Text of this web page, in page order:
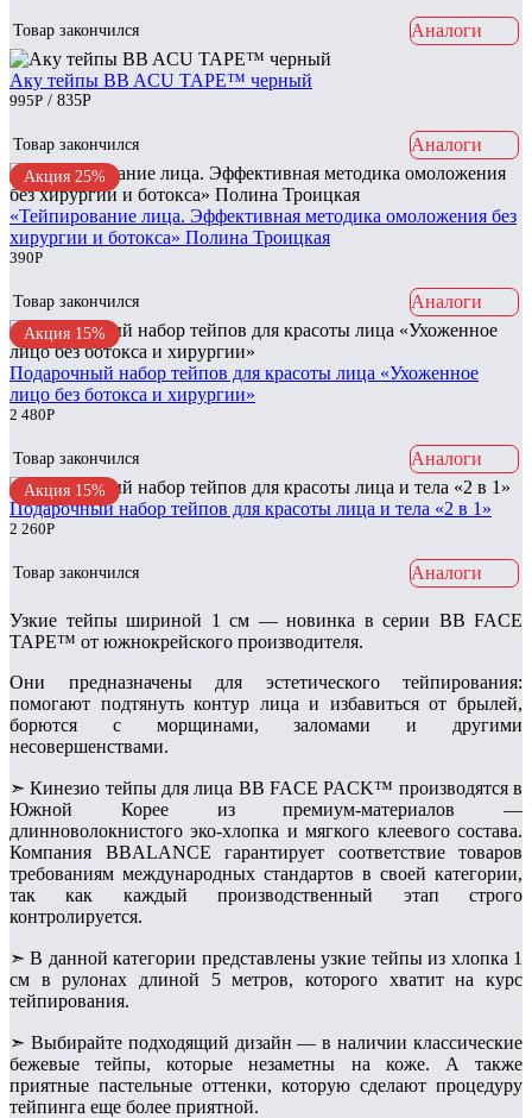
Товар закончился Аналоги
Аку тейпы BB ACU TAPE™ черный
995Р / 835Р
Товар закончился Аналоги
Акция 25%
«Тейпирование лица. Эффективная методика омоложения без
хирургии и ботокса» Полина Троицкая
390Р
Товар закончился Аналоги
Акция 15%
Подарочный набор тейпов для красоты лица «Ухоженное
лицо без ботокса и хирургии»
2 480Р
Товар закончился Аналоги
Акция 15%
Подарочный набор тейпов для красоты лица и тела «2 в 1»
2 260Р
Товар закончился Аналоги
Узкие тейпы шириной 1 см — новинка в серии BB FACE
TAPE™ от южнокрейского производителя.
Они предназначены для эстетического тейпирования:
помогают подтянуть контур лица и избавиться от брылей,
борются с морщинами, заломами и другими
несовершенствами.
➣ Кинезио тейпы для лица BB FACE PACK™ производятся в
Южной Корее из премиум-материалов —
длинноволокнистого эко-хлопка и мягкого клеевого состава.
Компания BBALANCE гарантирует соответствие товаров
требованиям международных стандартов в своей категории,
так как каждый производственный этап строго
контролируется.
➣ В данной категории представлены узкие тейпы из хлопка 1
см в рулонах длиной 5 метров, которого хватит на курс
тейпирования.
➣ Выбирайте подходящий дизайн — в наличии классические
бежевые тейпы, которые незаметны на коже. А также
приятные пастельные оттенки, которую сделают процедуру
тейпинга еще более приятной.